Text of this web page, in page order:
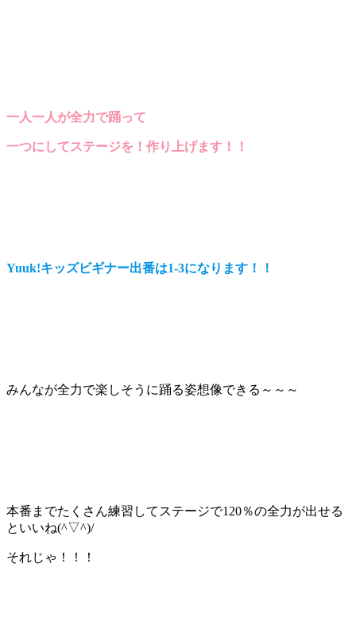
一人一人が全力で踊って
一つにしてステージを！作り上げます！！
Yuuk!キッズビギナー出番は1-3になります！！
みんなが全力で楽しそうに踊る姿想像できる～～～
本番までたくさん練習してステージで120％の全力が出せる
といいね(^▽^)/
それじゃ！！！